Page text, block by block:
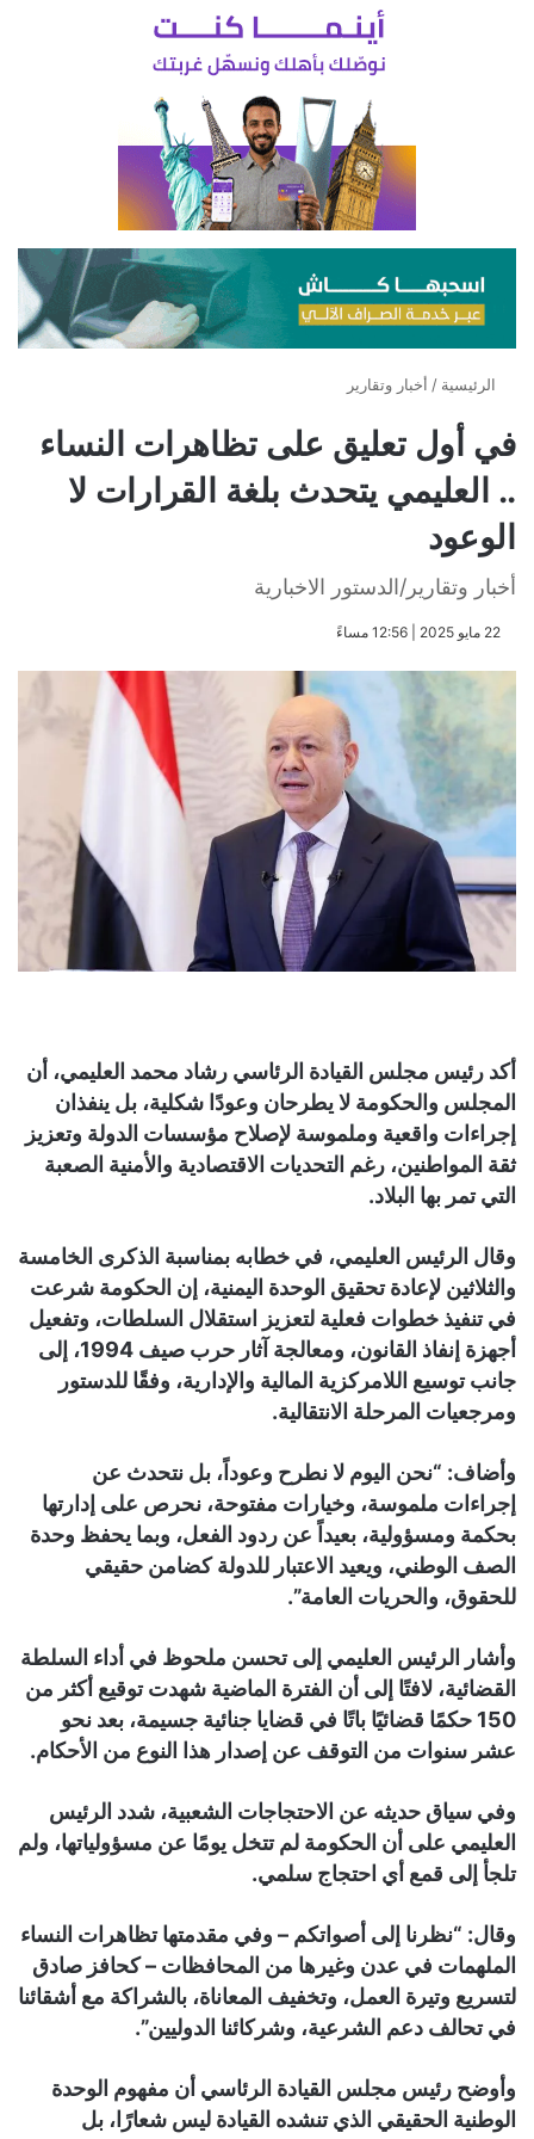
الرئيسية / أخبار وتقارير
في أول تعليق على تظاهرات النساء
.. العليمي يتحدث بلغة القرارات لا
الوعود
أخبار وتقارير/الدستور الاخبارية
​22 مايو 2025 | 12:56 مساءً
أكد رئيس مجلس القيادة الرئاسي رشاد محمد العليمي، أن
المجلس والحكومة لا يطرحان وعودًا شكلية، بل ينفذان
إجراءات واقعية وملموسة لإصلاح مؤسسات الدولة وتعزيز
ثقة المواطنين، رغم التحديات الاقتصادية والأمنية الصعبة
التي تمر بها البلاد.
وقال الرئيس العليمي، في خطابه بمناسبة الذكرى الخامسة
والثلاثين لإعادة تحقيق الوحدة اليمنية، إن الحكومة شرعت
في تنفيذ خطوات فعلية لتعزيز استقلال السلطات، وتفعيل
أجهزة إنفاذ القانون، ومعالجة آثار حرب صيف 1994، إلى
جانب توسيع اللامركزية المالية والإدارية، وفقًا للدستور
ومرجعيات المرحلة الانتقالية.
وأضاف: “نحن اليوم لا نطرح وعوداً، بل نتحدث عن
إجراءات ملموسة، وخيارات مفتوحة، نحرص على إدارتها
بحكمة ومسؤولية، بعيداً عن ردود الفعل، وبما يحفظ وحدة
الصف الوطني، ويعيد الاعتبار للدولة كضامن حقيقي
للحقوق، والحريات العامة”.
وأشار الرئيس العليمي إلى تحسن ملحوظ في أداء السلطة
القضائية، لافتًا إلى أن الفترة الماضية شهدت توقيع أكثر من
150 حكمًا قضائيًا باتًا في قضايا جنائية جسيمة، بعد نحو
عشر سنوات من التوقف عن إصدار هذا النوع من الأحكام.
وفي سياق حديثه عن الاحتجاجات الشعبية، شدد الرئيس
العليمي على أن الحكومة لم تتخل يومًا عن مسؤولياتها، ولم
تلجأ إلى قمع أي احتجاج سلمي.
وقال: “نظرنا إلى أصواتكم – وفي مقدمتها تظاهرات النساء
الملهمات في عدن وغيرها من المحافظات – كحافز صادق
لتسريع وتيرة العمل، وتخفيف المعاناة، بالشراكة مع أشقائنا
في تحالف دعم الشرعية، وشركائنا الدوليين”.
وأوضح رئيس مجلس القيادة الرئاسي أن مفهوم الوحدة
الوطنية الحقيقي الذي تنشده القيادة ليس شعارًا، بل